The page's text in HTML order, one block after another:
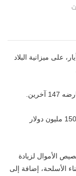
الأمريكي، أمس 18 مايو/أيار، على ميزانية البلاد
يشار إلى أن الميزانية الجديدة تفترض تخصيص 150 مليون دولار
الأموال لزيادة
الأسلحة، إضافة إلى